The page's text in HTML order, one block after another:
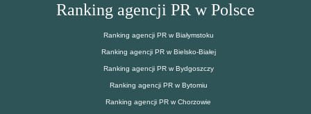
Ranking agencji PR w Polsce
Ranking agencji PR w Białymstoku
Ranking agencji PR w Bielsko-Białej
Ranking agencji PR w Bydgoszczy
Ranking agencji PR w Bytomiu
Ranking agencji PR w Chorzowie